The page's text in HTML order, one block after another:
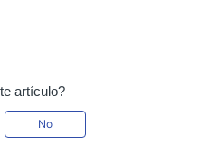
artículo?
No